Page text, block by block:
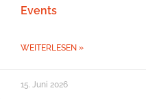
Events
WEITERLESEN »
15. Juni 2026